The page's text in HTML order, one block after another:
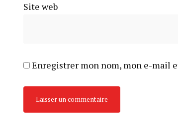
Site web
Enregistrer mon nom, mon e-mail